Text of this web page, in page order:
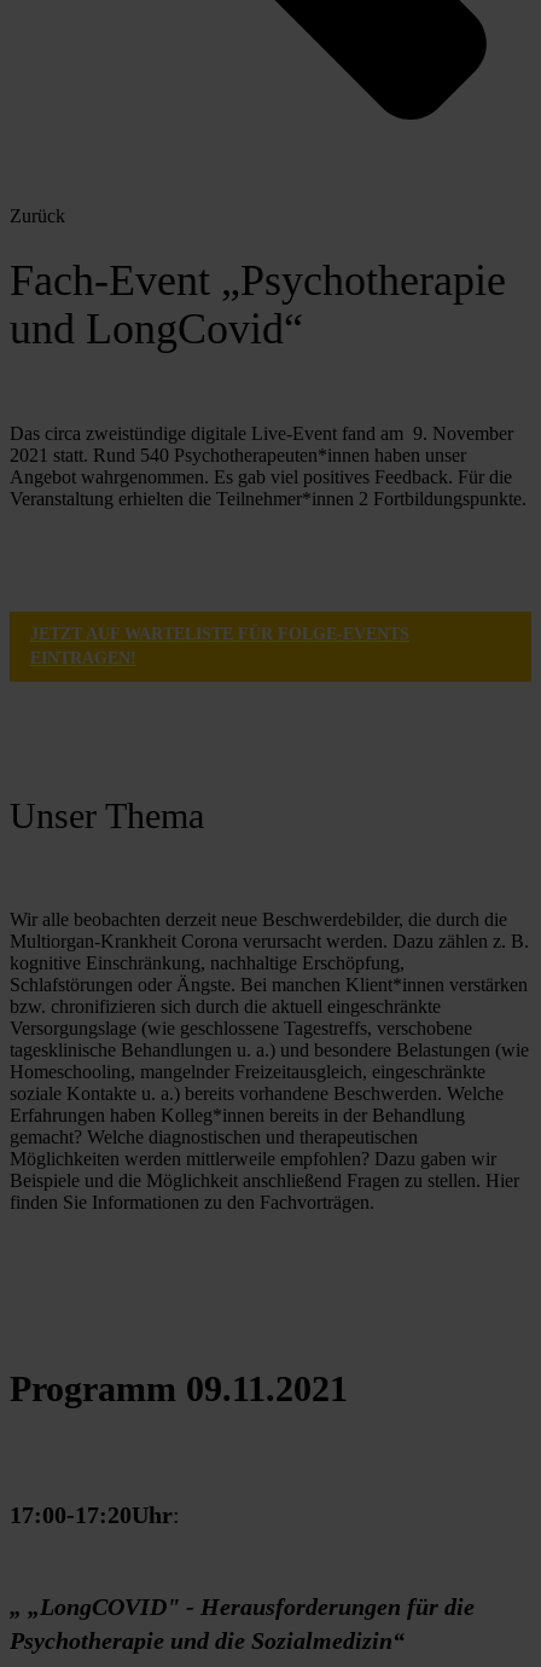
Zurück
Fach-Event „Psychotherapie
und LongCovid“
Das circa zweistündige digitale Live-Event fand am  9. November
2021 statt. Rund 540 Psychotherapeuten*innen haben unser
Angebot wahrgenommen. Es gab viel positives Feedback. Für die
Veranstaltung erhielten die Teilnehmer*innen 2 Fortbildungspunkte.
JETZT AUF WARTELISTE FÜR FOLGE-EVENTS
EINTRAGEN!
Unser Thema
Wir alle beobachten derzeit neue Beschwerdebilder, die durch die
Multiorgan-Krankheit Corona verursacht werden. Dazu zählen z. B.
kognitive Einschränkung, nachhaltige Erschöpfung,
Schlafstörungen oder Ängste. Bei manchen Klient*innen verstärken
bzw. chronifizieren sich durch die aktuell eingeschränkte
Versorgungslage (wie geschlossene Tagestreffs, verschobene
tagesklinische Behandlungen u. a.) und besondere Belastungen (wie
Homeschooling, mangelnder Freizeitausgleich, eingeschränkte
soziale Kontakte u. a.) bereits vorhandene Beschwerden. Welche
Erfahrungen haben Kolleg*innen bereits in der Behandlung
gemacht? Welche diagnostischen und therapeutischen
Möglichkeiten werden mittlerweile empfohlen? Dazu gaben wir
Beispiele und die Möglichkeit anschließend Fragen zu stellen. Hier
finden Sie Informationen zu den Fachvorträgen.
Programm 09.11.2021
17:00-17:20Uhr:
„ „LongCOVID" - Herausforderungen für die
Psychotherapie und die Sozialmedizin“